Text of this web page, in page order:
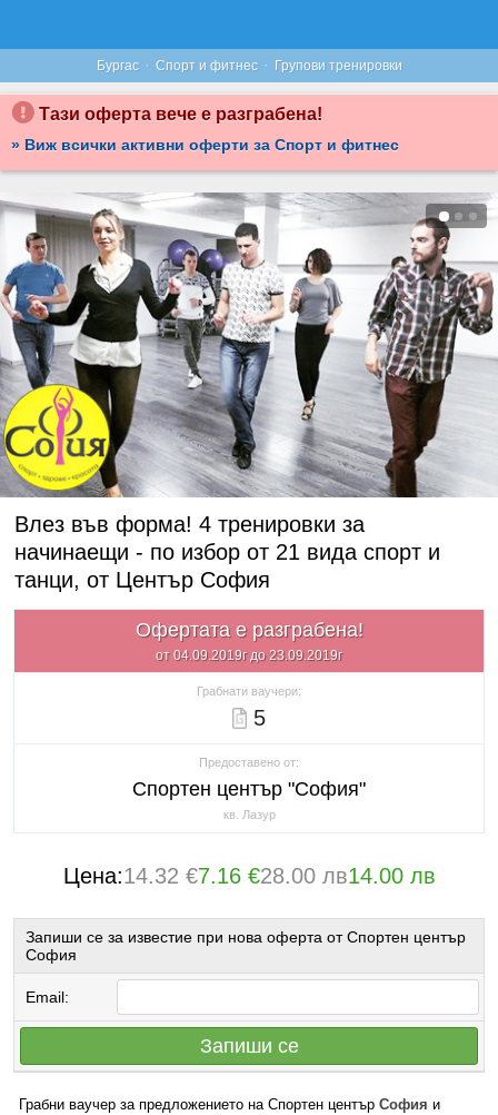
Бургас · Спорт и фитнес · Групови тренировки
Тази оферта вече е разграбена!
» Виж всички активни оферти за Спорт и фитнес
Влез във форма! 4 тренировки за
начинаещи - по избор от 21 вида спорт и
танци, от Център София
Офертата е разграбена!
от 04.09.2019г до 23.09.2019г
Грабнати ваучери:
5
Предоставено от:
Спортен център "София"
кв. Лазур
Цена:14.32 €7.16 €28.00 лв14.00 лв
Запиши се за известие при нова оферта от Спортен център
София
Email:
Запиши се
Грабни ваучер за предложението на Спортен център София и